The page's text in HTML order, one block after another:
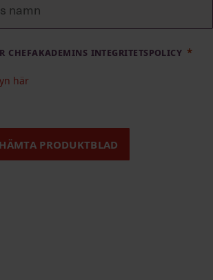
Chefakademins integritetspolicy
här
HÄMTA PRODUKTBLAD